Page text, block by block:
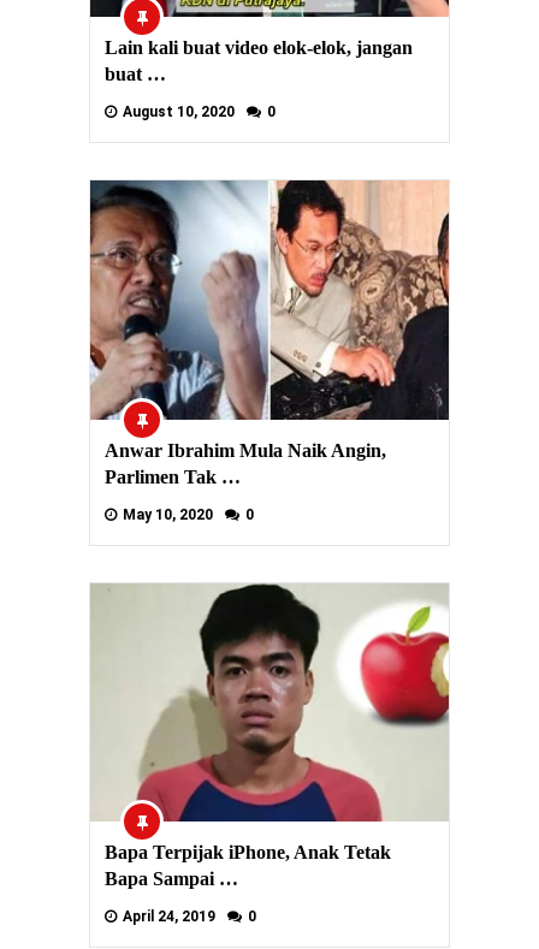
Lain kali buat video elok-elok, jangan
buat …
August 10, 2020 0
Anwar Ibrahim Mula Naik Angin,
Parlimen Tak …
May 10, 2020 0
Bapa Terpijak iPhone, Anak Tetak
Bapa Sampai …
April 24, 2019 0